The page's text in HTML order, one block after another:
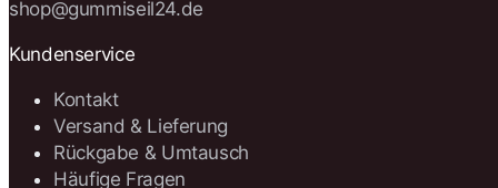
shop@gummiseil24.de
Kundenservice
Kontakt
Versand & Lieferung
Rückgabe & Umtausch
Häufige Fragen